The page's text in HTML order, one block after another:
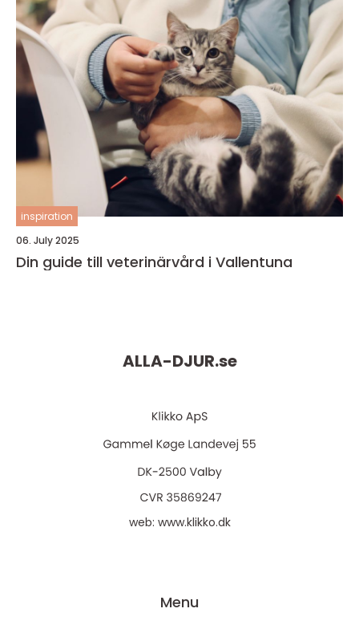
inspiration
06. July 2025
Din guide till veterinärvård i Vallentuna
ALLA-DJUR.se
web: www.klikko.dk
Menu